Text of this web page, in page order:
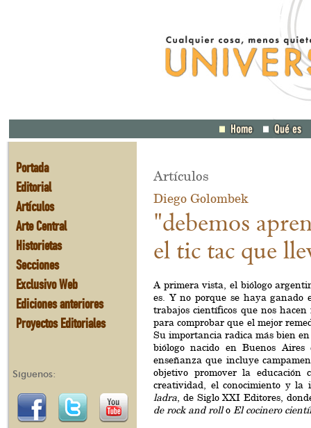
Portada
Editorial
Artículos
Arte Central
Historietas
Secciones
Exclusivo Web
Ediciones anteriores
Proyectos Editoriales
Síguenos:
Artículos
Diego Golombek
"debemos
el tic tac que
A primera vista, el biólogo
es. Y no porque se haya ganado
trabajos científicos que nos
para comprobar que el mejor
Su importancia radica más bien
biólogo nacido en Buenos
enseñanza que incluye
objetivo promover la
creatividad, el conocimiento y la
ladra, de Siglo XXI Editores,
de rock and rollo El cocinero